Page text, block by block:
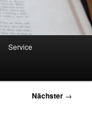
Service
Nächster →